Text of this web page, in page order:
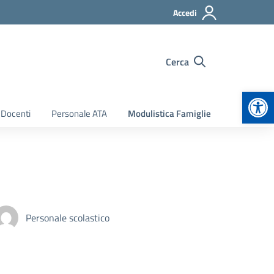
Accedi
Cerca
Personale ATA Modulistica Famiglie
Personale scolastico